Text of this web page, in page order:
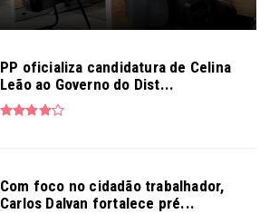
PP oficializa candidatura de Celina
Leão ao Governo do Dist...
Com foco no cidadão trabalhador,
Carlos Dalvan fortalece pré...